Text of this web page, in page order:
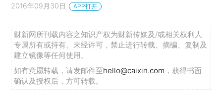
2016年09月30日 APP打开
财新网所刊载内容之知识产权为财新传媒及/或相关权利人
专属所有或持有。未经许可，禁止进行转载、摘编、复制及
建立镜像等任何使用。
如有意愿转载，请发邮件至hello@caixin.com ，获得书面
确认及授权后，方可转载。